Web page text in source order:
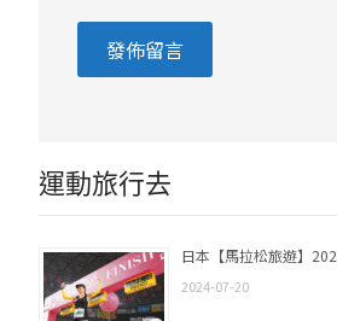
運動旅行去
日本【馬拉松旅遊】
2024-07-20